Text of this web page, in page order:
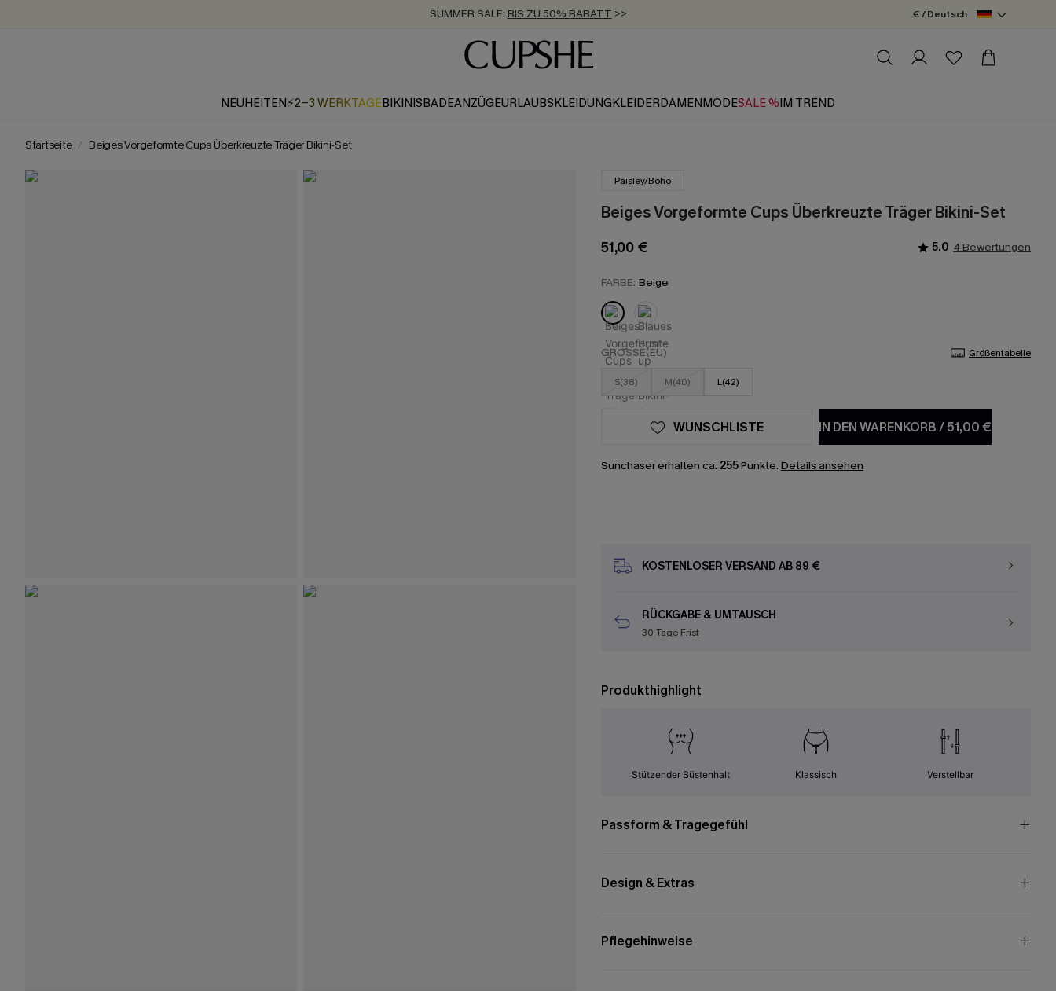
SUMMER SALE: BIS ZU 50% RABATT >>
ZUM NEWSLETTER:BIS ZU -20% EXTRA ERHALTEN
KOSTENLOSER VERSAND AB 89 €
€ / Deutsch
NEUHEITEN⚡2-3 WERKTAGEBIKINISBADEANZÜGEURLAUBSKLEIDUNGKLEIDERDAMENMODESALE %IM TREND
Startseite Beiges Vorgeformte Cups Überkreuzte Träger Bikini-Set
Paisley/Boho
Beiges Vorgeformte Cups Überkreuzte Träger Bikini-Set
51,00 € 5.0 4 Bewertungen
FARBE: Beige
GRÖSSE(EU) Größentabelle
S(38) M(40) L(42)
IN DEN WARENKORB/51,00 €
WUNSCHLISTE
Sunchaser erhalten ca. 255Punkte. Details ansehen
KOSTENLOSER VERSAND AB 89 €
RÜCKGABE & UMTAUSCH
30 Tage Frist
Produkthighlight
Stützender Büstenhalt Klassisch Verstellbar
Passform & Tragegefühl
Design & Extras
Pflegehinweise